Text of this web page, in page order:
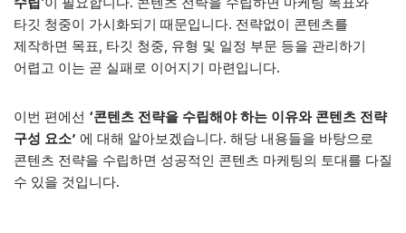
타깃 청중이 가시화되기 때문입니다. 전략없이 콘텐츠를
제작하면 목표, 타깃 청중, 유형 및 일정 부문 등을 관리하기
어렵고 이는 곧 실패로 이어지기 마련입니다.
이번 편에선 ‘콘텐츠 전략을 수립해야 하는 이유와 콘텐츠 전략
구성 요소’ 에 대해 알아보겠습니다. 해당 내용들을 바탕으로
콘텐츠 전략을 수립하면 성공적인 콘텐츠 마케팅의 토대를 다질
수 있을 것입니다.